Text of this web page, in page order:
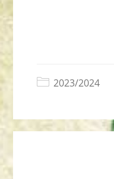
2023/2024